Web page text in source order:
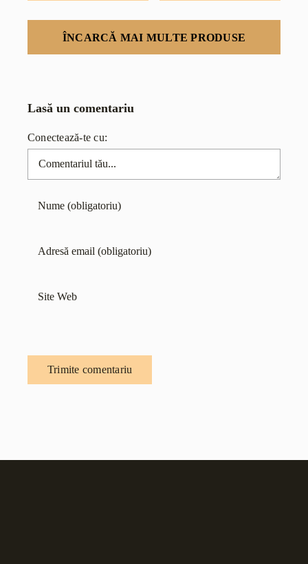
ÎNCARCĂ MAI MULTE PRODUSE
Lasă un comentariu
Conectează-te cu:
Comentariu